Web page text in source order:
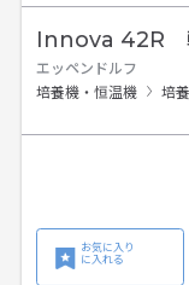
Innova 42R
エッペンドルフ
培養機・恒温機
培
お気に入り
に入れる